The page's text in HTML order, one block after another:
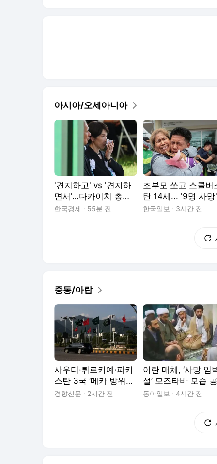
아시아/오세아니아
'견지하고' vs '견지하
면서'…다카이치 총리,
애매한 발언 파문
한국경제 55분 전
조부모 쏘고 스쿨버
탄 14세... '9명 사망'
태국 총기 난사범,
한국일보 3시간 전
중동/아랍
사우디·튀르키예·파키
스탄 3국 ‘메카 방위협
정’···‘이슬람 나토’ 될까
경향신문 2시간 전
이란 매체, ‘사망 임
설’ 모즈타바 모습 공
개…“전쟁 전 영상
동아일보 4시간 전